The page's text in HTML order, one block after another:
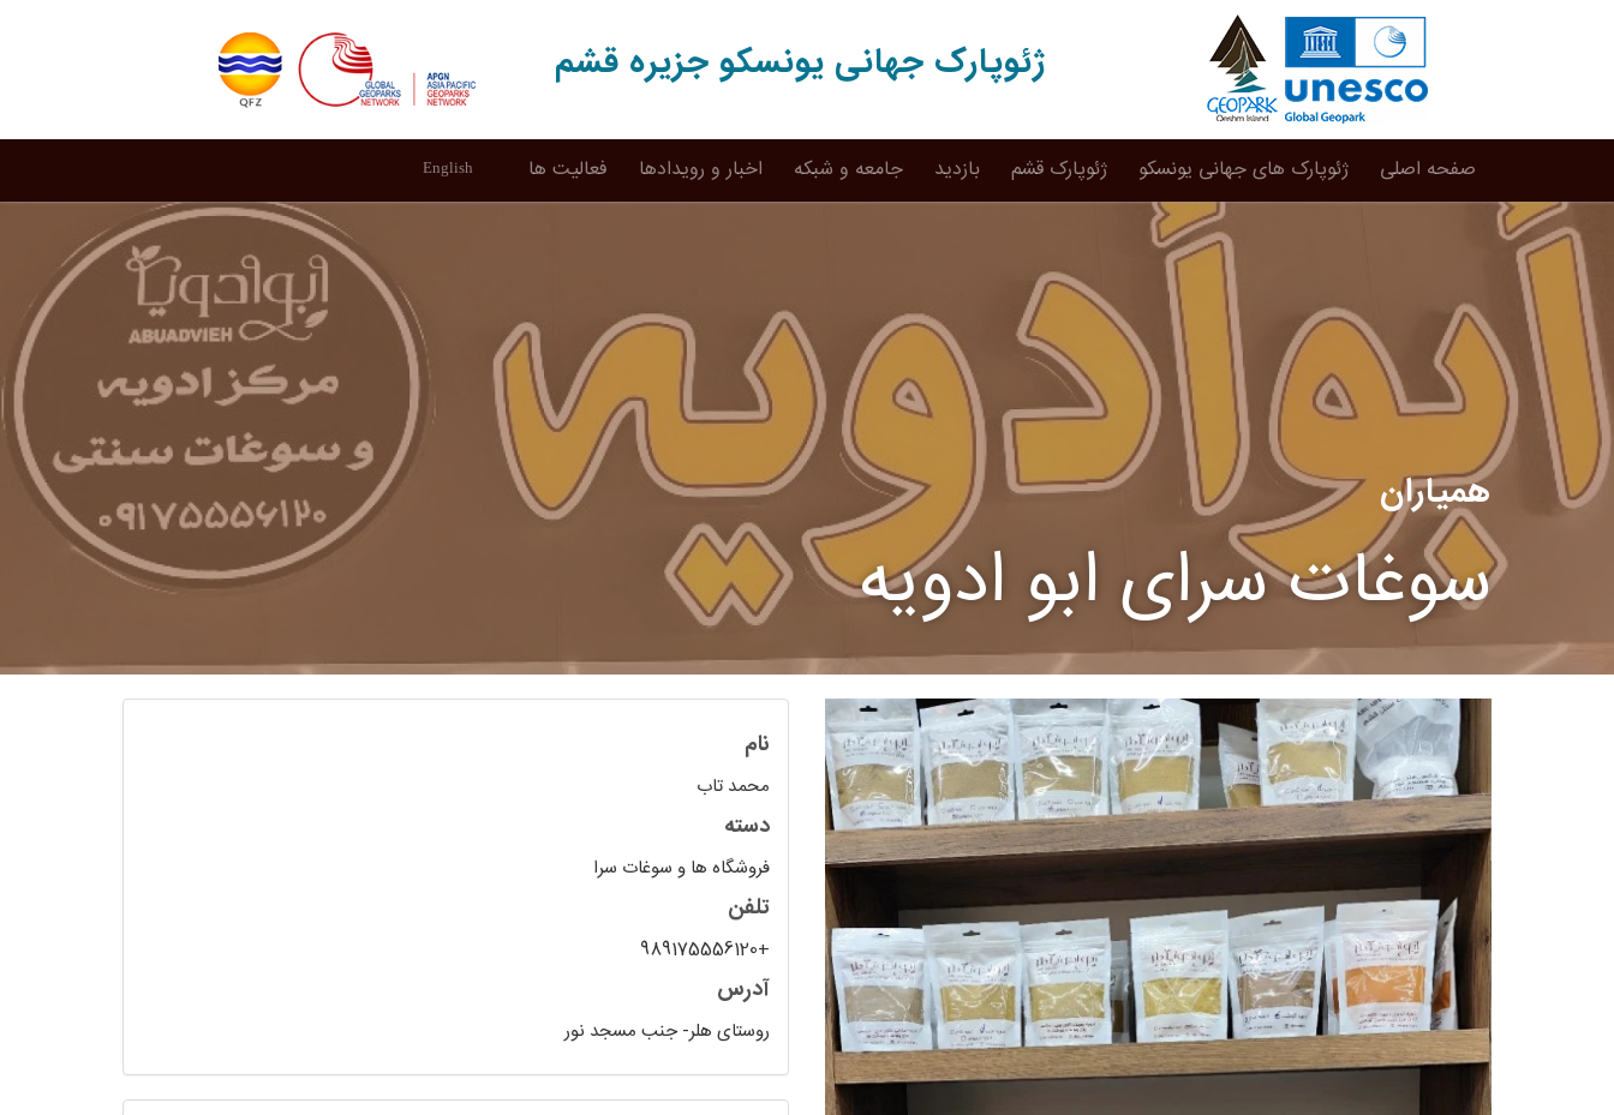
ژئوپارک جهانی یونسکو جزیره قشم
صفحه اصلی ژئوپارک های جهانی یونسکو ژئوپارک قشم بازدید جامعه و شبکه اخبار و رویدادها فعالیت ها English
همیاران
سوغات سرای ابو ادویه
نام
محمد تاب
دسته
فروشگاه ها و سوغات سرا
تلفن
+989175556120
آدرس
روستای هلر- جنب مسجد نور